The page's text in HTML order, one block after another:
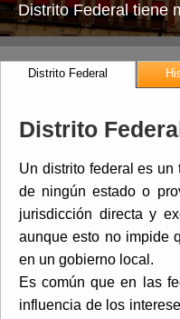
Distrito Federal tiene
Distrito Federal
Distrito
Un distrito federal es
de ningún estado o
jurisdicción directa y
aunque esto no impide
en un gobierno local.
Es común que en las
influencia de los